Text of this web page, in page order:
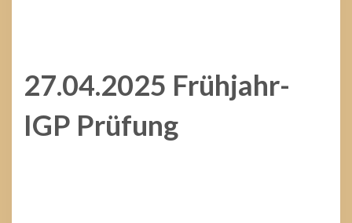
27.04.2025 Frühjahr-
IGP Prüfung